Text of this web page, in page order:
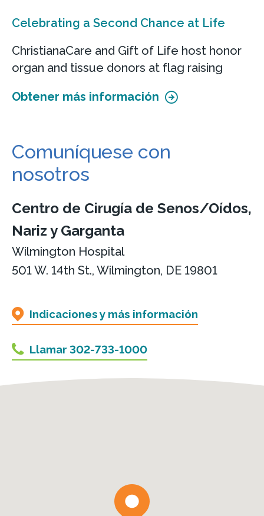
Celebrating a Second Chance at Life
ChristianaCare and Gift of Life host honor
organ and tissue donors at flag raising
Obtener más información
Comuníquese con
nosotros
Centro de Cirugía de Senos/Oídos,
Nariz y Garganta
Wilmington Hospital
501 W. 14th St., Wilmington, DE 19801
Indicaciones y más información
Llamar 302-733-1000